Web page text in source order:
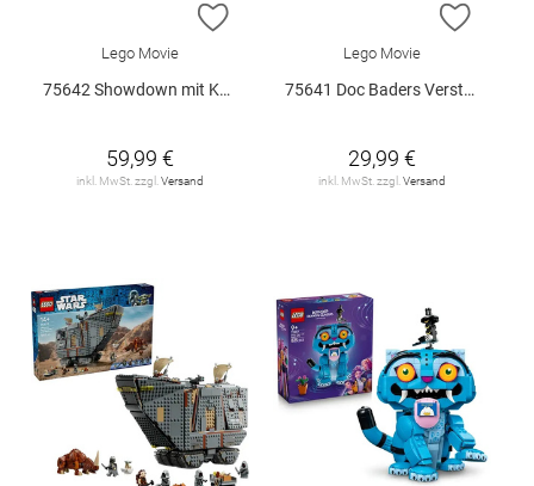
ZUR WUNSCHLISTE HINZUFÜGEN
Lego Movie
75642 Showdown mit Kapitän Smoker V29
59,99 €
inkl. MwSt. zzgl.Versand
ZUR
Lego Movie
75641 Doc Baders Versteck V29
29,99 €
inkl. MwSt. zzgl.Versand